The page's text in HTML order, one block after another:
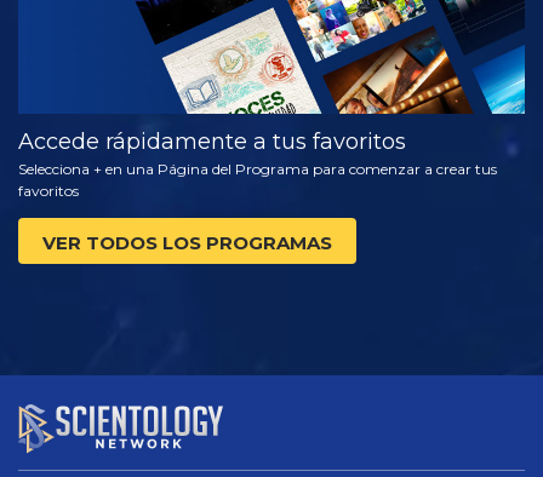
Accede rápidamente a tus favoritos
Selecciona + en una Página del Programa para comenzar a crear tus
favoritos
VER TODOS LOS PROGRAMAS